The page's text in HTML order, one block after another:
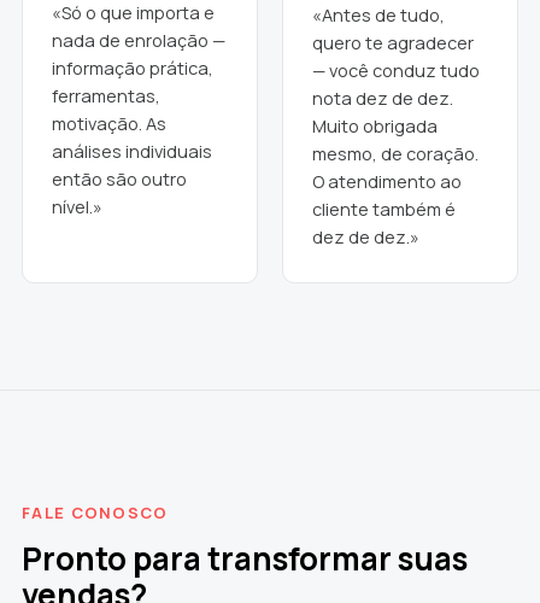
«Só o que importa e
nada de enrolação —
informação prática,
ferramentas,
motivação. As
análises individuais
então são outro
nível.»
«Antes de tudo,
quero te agradecer
— você conduz tudo
nota dez de dez.
Muito obrigada
mesmo, de coração.
O atendimento ao
cliente também é
dez de dez.»
FALE CONOSCO
Pronto para transformar suas